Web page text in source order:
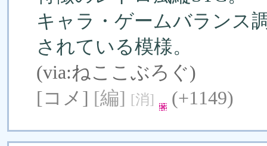
キャラ・ゲームバランス
されている模様。
(via:ねここぶろぐ)
[コメ] [編] [消] (+1149)